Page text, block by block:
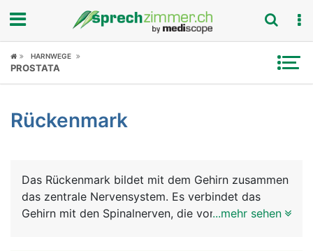
Fokus
Symptome
News
HARNWEGE
PROSTATA
Rückenmark
Das Rückenmark bildet mit dem Gehirn zusammen
das zentrale Nervensystem. Es verbindet das
Gehirn mit den Spinalnerven, die vom Rückenmark
...mehr sehen